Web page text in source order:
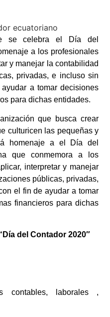
se celebra el Día del
a los profesionales
y manejar la contabilidad
privadas, e incluso sin
a tomar decisiones
para dichas entidades.
que busca crear
culturicen las pequeñas y
homenaje a el Día del
que conmemora a los
interpretar y manejar
públicas, privadas,
el fin de ayudar a tomar
financieros para dichas
del Contador 2020″
contables, laborales ,